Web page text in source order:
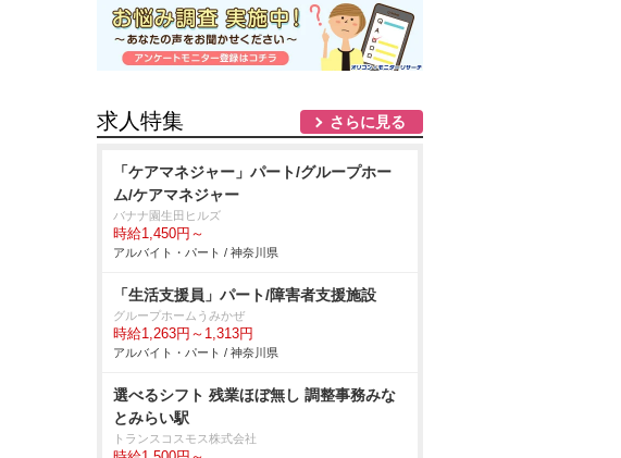
求人特集 さらに見る
「ケアマネジャー」パート/グループホー
ム/ケアマネジャー
バナナ園生田ヒルズ
時給1,450円～
アルバイト・パート / 神奈川県
「生活支援員」パート/障害者支援施設
グループホームうみかぜ
時給1,263円～1,313円
アルバイト・パート / 神奈川県
選べるシフト 残業ほぼ無し 調整事務みな
とみらい駅
トランスコスモス株式会社